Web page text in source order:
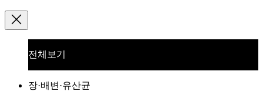
전체보기
장·배변·유산균